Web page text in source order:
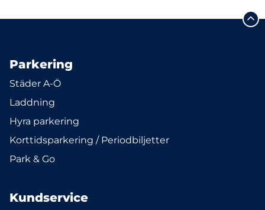
Parkering
Städer A-Ö
Laddning
Hyra parkering
Korttidsparkering / Periodbiljetter
Park & Go
Kundservice